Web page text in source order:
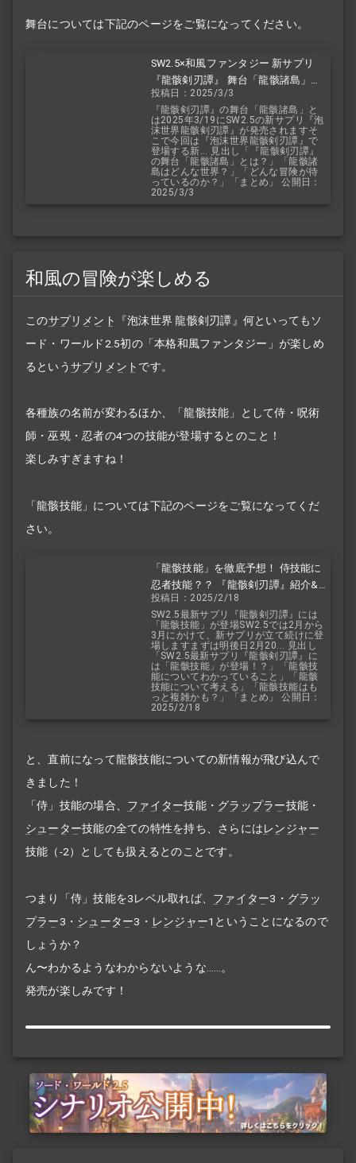
舞台については下記のページをご覧になってください。
SW2.5×和風ファンタジー 新サプリ
『龍骸剣刃譚』 舞台「龍骸諸島」を
紹介&考察
投稿日：2025/3/3
『龍骸剣刃譚』の舞台「龍骸諸島」と
は2025年3/19にSW2.5の新サプリ『泡
沫世界龍骸剣刃譚』が発売されますそ
こで今回は『泡沫世界龍骸剣刃譚』で
登場する新... 見出し「『龍骸剣刃譚』
の舞台「龍骸諸島」とは？」「龍骸諸
島はどんな世界？」「どんな冒険が待
っているのか？」「まとめ」 公開日：
2025/3/3
和風の冒険が楽しめる
このサプリメント
『泡沫世界 龍骸剣刃譚』何といってもソ
ード・ワールド2.5初の「本格和風ファンタジー」が楽しめ
るというサプリメント です。
各種族の名前が変わるほか、「龍骸技能」として侍・呪術
師・巫覡・忍者の4つの技能が登場するとのこと！
楽しみすぎますね！
「龍骸技能」については下記のページをご覧になってくだ
さい。
「龍骸技能」を徹底予想！ 侍技能に
忍者技能？？ 『龍骸剣刃譚』紹介&
予想！ 呪術師技能や巫覡技能ってど
うなるの？？
投稿日：2025/2/18
SW2.5最新サプリ『龍骸剣刃譚』には
「龍骸技能」が登場SW2.5では2月から
3月にかけて、新サプリが立て続けに登
場しますまずは明後日2月20... 見出し
「SW2.5最新サプリ『龍骸剣刃譚』に
は「龍骸技能」が登場！？」「龍骸技
能についてわかっていること」「龍骸
技能について考える」「龍骸技能はも
っと複雑かも？」「まとめ」 公開日：
2025/2/18
と、直前になって龍骸技能についての新情報が飛び込んで
きました！
「侍」技能の場合、 ファイター技能・ グラップラー技能・
シューター技能の全ての特性を持ち、さらにはレンジャー
技能（-2）としても扱えるとのことです。
つまり「侍」技能を3レベル取れば、 ファイター3・ グラッ
プラー3・ シューター3・ レンジャー1ということになるので
しょうか？
ん〜わかるようなわからないような……。
発売が楽しみです！